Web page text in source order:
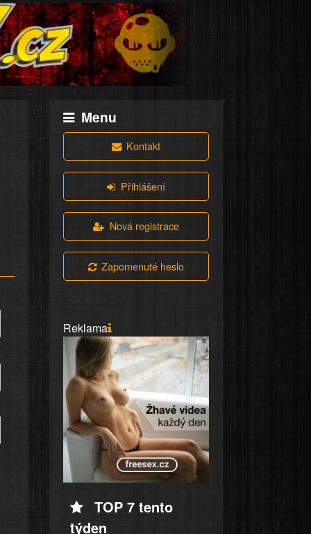
Menu
Kontakt
Přihlášení
Nová registrace
Zapomenuté heslo
Reklama
TOP 7 tento
týden